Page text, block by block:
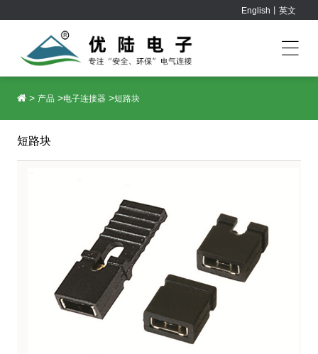
English丨英文
> 产品 >电子连接器 >短路块
短路块